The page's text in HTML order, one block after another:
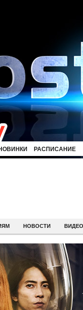
РАСПИСАНИЕ
НОВОСТИ ВИДЕО